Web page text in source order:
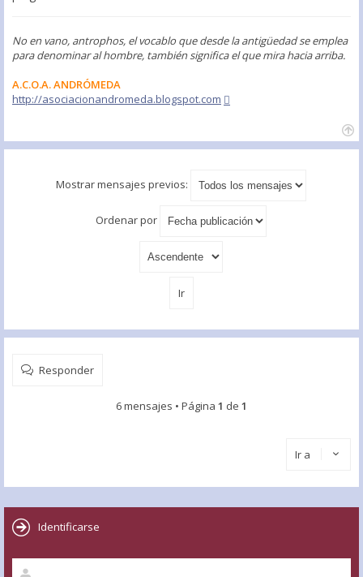
No en vano, antrophos, el vocablo que desde la antigüedad se emplea
para denominar al hombre, también significa el que mira hacia arriba.
A.C.O.A. ANDRÓMEDA
http://asociacionandromeda.blogspot.com
Mostrar mensajes previos:
Ordenar por
Responder
6 mensajes • Página 1 de 1
Ir a
Identificarse